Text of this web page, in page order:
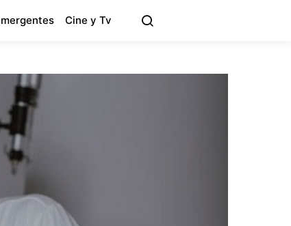
Cine y Tv